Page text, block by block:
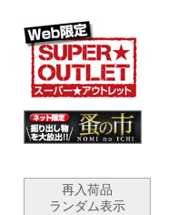
再入荷品
ランダム表示